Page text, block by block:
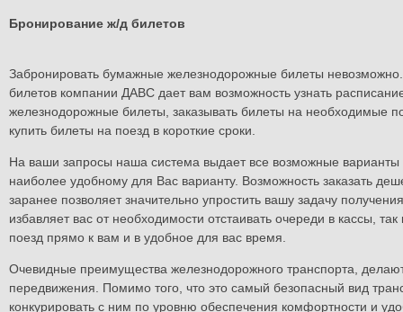
Бронирование ж/д билетов
Забронировать бумажные железнодорожные билеты
билетов компании ДАВС дает вам возможность узнать
железнодорожные билеты, заказывать билеты на необходимые
купить билеты на поезд в короткие сроки.
На ваши запросы наша система выдает все возможные варианты
наиболее удобному для Вас варианту. Возможность заказать
заранее позволяет значительно упростить вашу задачу
избавляет вас от необходимости отстаивать очереди в кассы,
поезд прямо к вам и в удобное для вас время.
Очевидные преимущества железнодорожного транспорта,
передвижения. Помимо того, что это самый безопасный вид
конкурировать с ним по уровню обеспечения комфортности и